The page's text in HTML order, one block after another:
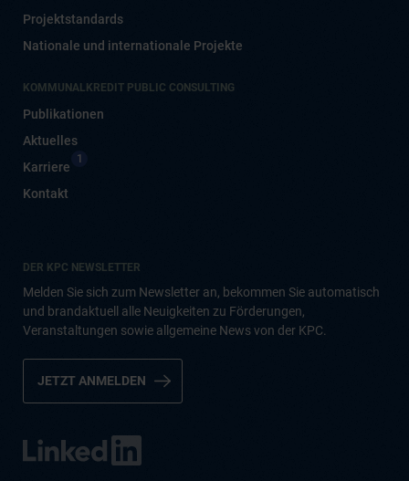
Projektstandards
Nationale und internationale Projekte
KOMMUNALKREDIT PUBLIC CONSULTING
Publikationen
Aktuelles
Karriere
1
Kontakt
DER KPC NEWSLETTER
Melden Sie sich zum Newsletter an, bekommen Sie automatisch
und brandaktuell alle Neuigkeiten zu Förderungen,
Veranstaltungen sowie allgemeine News von der KPC.
JETZT ANMELDEN